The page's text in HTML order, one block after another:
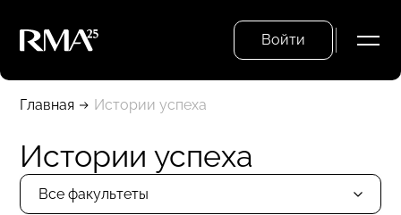
Войти
Главная Истории успеха
Истории успеха
Все факультеты